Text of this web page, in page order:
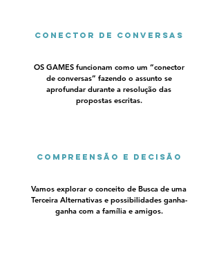
Conector de conversas
OS GAMES funcionam como um “conector
de conversas” fazendo o assunto se
aprofundar durante a resolução das
propostas escritas.
Compreensão e decisão
Vamos explorar o conceito de Busca de uma
Terceira Alternativas e possibilidades ganha-
ganha com a família e amigos.